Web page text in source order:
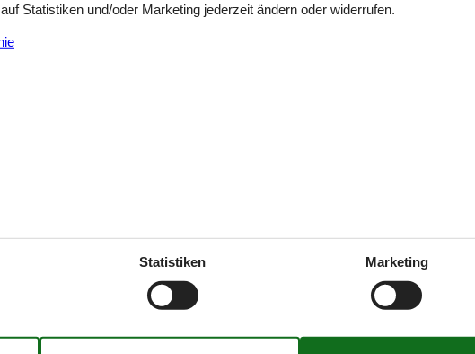
höchsten Punkt der Halbinsel, dem Ellemandsberg, entfernt, von wo man die
und weich geschwungenen Hügel erzeugen eine idyllische
Ruhe, es gibt jede Menge Rad- und Wanderwege, und an den Stränden
Fyr, in dem heute ein Museum mit maritimer Navigationsausrüstung sowie
für einen kinderfreundlichen Strand an z. B. der Bucht Ebeltoft Vig entscheiden,
und der starken Strömung nicht familienfreundlich, aber erfahrene Taucher
Taucher müssen wegen der Strömung vorsichtig sein. Wer Glück hat,
ein Meereskajak ins Wasser lassen.
ist - auch ein bevorzugter Angelplatz. Denken Sie daran, sich in der
und wenn man Glück hat, kann man in Küstennähe Tümmler
der ein beliebter Brutplatz für mehr als 100 Vogelarten ist, die im restlichen
Sie in den Informationscentern in Karlsladen bei Schloss Kalö und in
Tierpark lieben, die beide mit dem Auto ca. eine halbe Stunde
außerdem die Fregatte Jylland und das Glasmuseum zu finden sind.
Statistiken und/oder Marketing jederzeit ändern oder widerrufen.
Statistiken Marketing